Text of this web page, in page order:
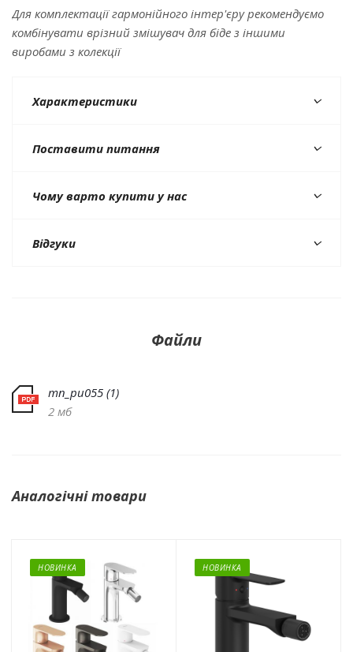
Для комплектації гармонійного інтер'єру рекомендуємо
комбінувати врізний змішувач для біде з іншими
виробами з колекції
Характеристики
Поставити питання
Чому варто купити у нас
Відгуки
Файли
mn_pu055 (1)
2 мб
Аналогічні товари
НОВИНКА НОВИНКА